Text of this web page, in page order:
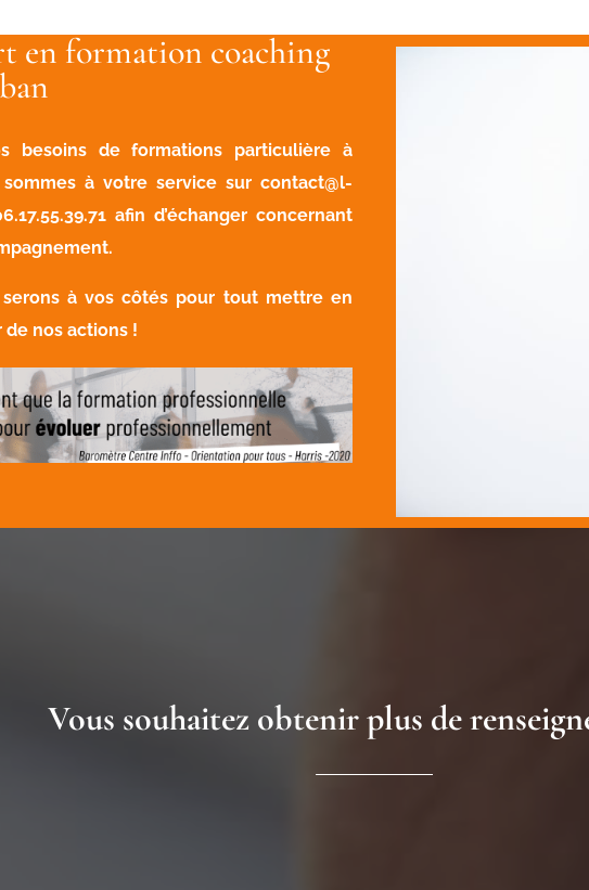
en formation coaching
besoins de formations particulière à
à votre service sur contact@l-
afin d’échanger concernant
à vos côtés pour tout mettre en
nos actions !
Vous souhaitez obtenir plus de